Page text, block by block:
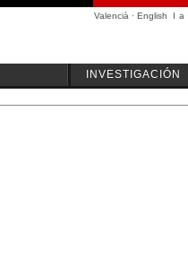
Valencià · English I a
INVESTIGACIÓN